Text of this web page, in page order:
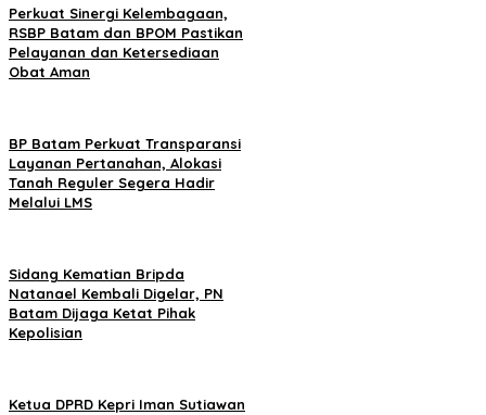
Perkuat Sinergi Kelembagaan,
RSBP Batam dan BPOM Pastikan
Pelayanan dan Ketersediaan
Obat Aman
BP Batam Perkuat Transparansi
Layanan Pertanahan, Alokasi
Tanah Reguler Segera Hadir
Melalui LMS
Sidang Kematian Bripda
Natanael Kembali Digelar, PN
Batam Dijaga Ketat Pihak
Kepolisian
Ketua DPRD Kepri Iman Sutiawan